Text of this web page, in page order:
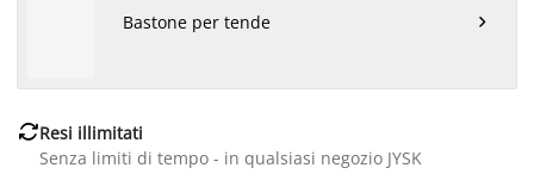
Bastone per tende 
Resi illimitati
Senza limiti di tempo - in qualsiasi negozio JYSK